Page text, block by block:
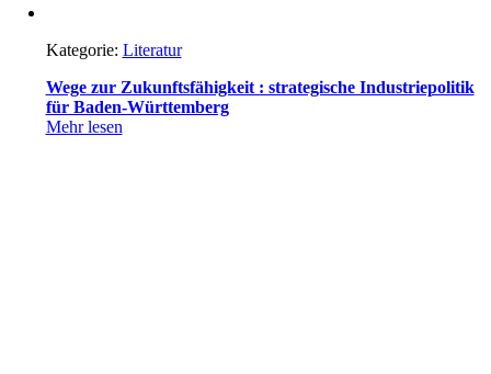
Kategorie: Literatur
Wege zur Zukunftsfähigkeit : strategische Industriepolitik
für Baden-Württemberg
Mehr lesen